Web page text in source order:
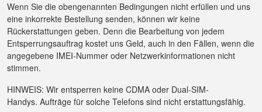
Wenn Sie die obengenannten Bedingungen nicht erfüllen und uns
eine inkorrekte Bestellung senden, können wir keine
Rückerstattungen geben. Denn die Bearbeitung von jedem
Entsperrungsauftrag kostet uns Geld, auch in den Fällen, wenn die
angegebene IMEI-Nummer oder Netzwerkinformationen nicht
stimmen.
HINWEIS: Wir entsperren keine CDMA oder Dual-SIM-
Handys. Aufträge für solche Telefons sind nicht erstattungsfähig.